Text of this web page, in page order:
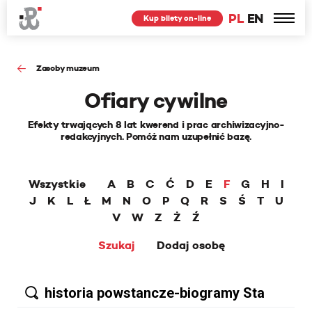
PL EN
Kup bilety on-line
Zasoby muzeum
Ofiary cywilne
Efekty trwających 8 lat kwerend i prac archiwizacyjno-
redakcyjnych. Pomóż nam uzupełnić bazę.
Wszystkie A B C Ć D E F G H
I
J
K L Ł M N O P Q R S Ś T
U
V
W Z Ż
Ź
Szukaj
Dodaj osobę